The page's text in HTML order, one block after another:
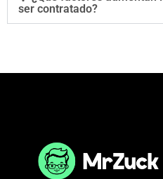
ser contratado?